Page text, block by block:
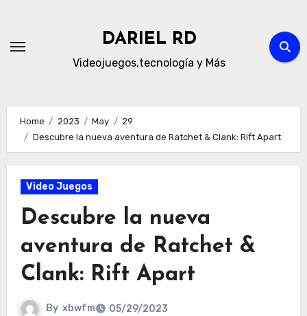
content
DARIEL RD
Videojuegos,tecnología y Más
Home 2023 May
29
Descubre la nueva aventura de Ratchet & Clank: Rift Apart
Video Juegos
Descubre la nueva
aventura de Ratchet &
Clank: Rift Apart
By xbwfm 05/29/2023